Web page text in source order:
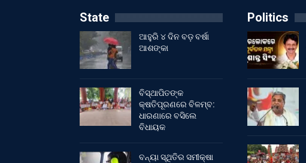
State
ଆହୁରି ୪ ଦିନ ବଡ଼ ବର୍ଷା
ଆଶଙ୍କା
ବିସ୍ଥାପିତଙ୍କ
କ୍ଷତିପୂରଣରେ ବିଳମ୍ବ:
ଧାରଣାରେ ବସିଲେ
ବିଧାୟକ
ବନ୍ୟା ସ୍ଥିତିର ସମୀକ୍ଷା
Politics